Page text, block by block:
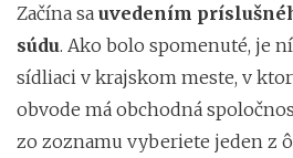
Začína sa uvedením
súdu. Ako bolo spomenuté, je
sídliaci v krajskom meste, v
obvode má obchodná
zo zoznamu vyberiete jeden z